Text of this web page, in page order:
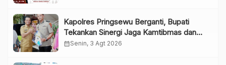
Kapolres Pringsewu Berganti, Bupati
Tekankan Sinergi Jaga Kamtibmas dan
Pelayanan Publik
calendar_monthSenin, 3 Agt 2026